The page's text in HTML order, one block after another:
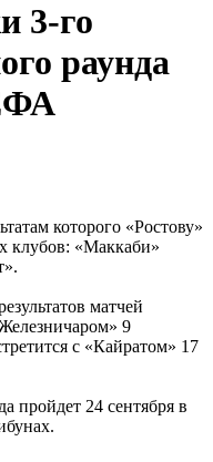
3-го
раунда
которого «Ростову»
клубов: «Маккаби»
матчей
9
с «Кайратом» 17
пройдет 24 сентября в